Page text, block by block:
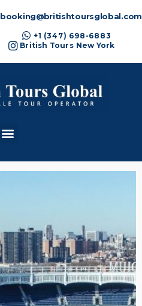
booking@britishtoursglobal.com
+1 (347) 698-6883
British Tours New York